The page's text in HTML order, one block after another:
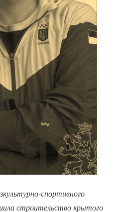
спортивного
строительство крытого